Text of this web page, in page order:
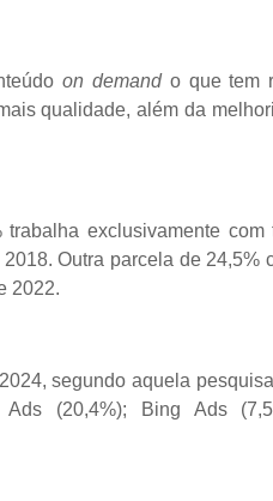
on demando que tem
qualidade, além da
exclusivamente
Outra parcela de 24,5%
2022.
segundo aquela
(20,4%); Bing Ads